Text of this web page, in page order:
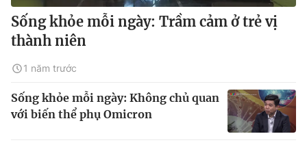
Sống khỏe mỗi ngày: Trầm cảm ở trẻ vị
thành niên
1 năm trước
Sống khỏe mỗi ngày: Không chủ quan
với biến thể phụ Omicron